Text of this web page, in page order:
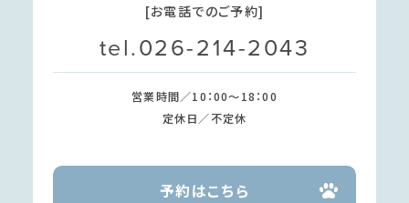
[お電話でのご予約]
tel.026-214-2043
営業時間／10：00～18：00
定休日／不定休
予約はこちら